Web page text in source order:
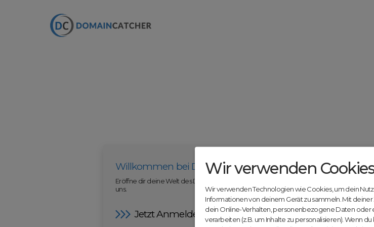
Willkommen bei DomainCatcher.com
Eröffne dir deine Welt des Domainhandels mit deiner kostenlosen Anmeldung bei
uns.
Jetzt Anmelden
Wir verwenden
Wir verwenden Technologien wie Cookies, um dein
Informationen von deinem Gerät zu sammeln. Mit
dein Online-Verhalten, personenbezogene Daten oder
verarbeiten (z.B. um Inhalte zu personalisieren). Wenn